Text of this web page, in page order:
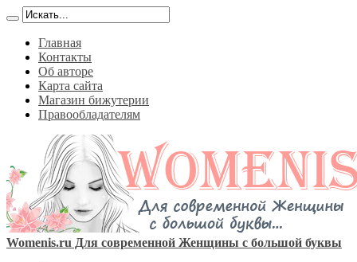
Главная
Контакты
Об авторе
Карта сайта
Магазин бижутерии
Правообладателям
Womenis.ru Для современной Женщины с большой буквы